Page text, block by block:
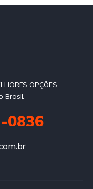
OPÇÕES
Brasil.
0836